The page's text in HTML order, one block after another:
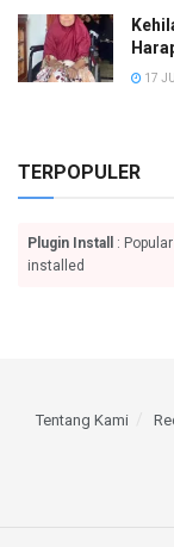
17
TERPOPULER
Plugin Install
:
installed
Tentang Kami